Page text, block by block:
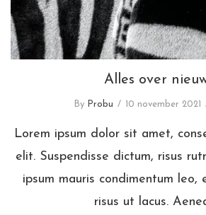
Alles over
By Probu 10 november 2021
Lorem ipsum dolor sit amet,
elit. Suspendisse dictum, risus
ipsum mauris condimentum leo,
risus ut lacus.